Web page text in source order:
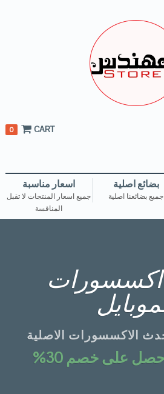
CART
0
بضائع اصلية
جميع بضائعنا اصلية
اسعار مناسبة
جميع اسعار المنتجات لا تقبل
المنافسة
الاكسسورات الاصلية
على خصم 30%